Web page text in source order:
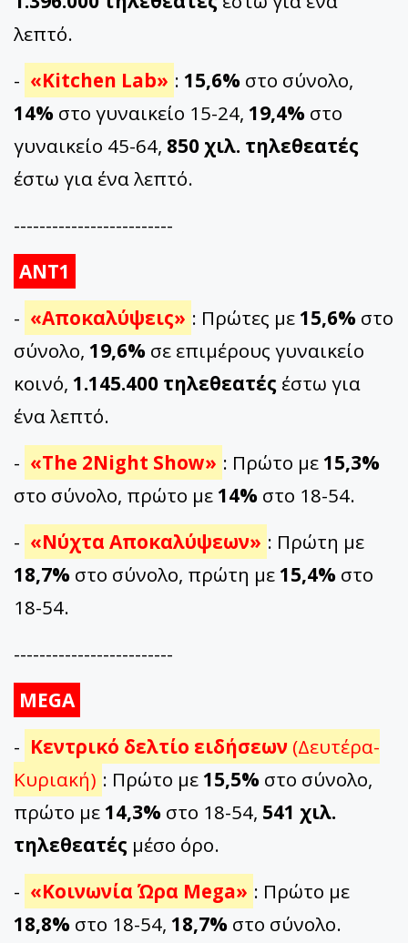
λεπτό.
- «Kitchen Lab» : 15,6% στο σύνολο,
14% στο γυναικείο 15-24, 19,4% στο
γυναικείο 45-64, 850 χιλ. τηλεθεατές
έστω για ένα λεπτό.
-------------------------
ΑΝΤ1
- «Αποκαλύψεις» : Πρώτες με 15,6% στο
σύνολο, 19,6% σε επιμέρους γυναικείο
κοινό, 1.145.400 τηλεθεατές έστω για
ένα λεπτό.
- «The 2Night Show» : Πρώτο με 15,3%
στο σύνολο, πρώτο με 14% στο 18-54.
- «Νύχτα Αποκαλύψεων» : Πρώτη με
18,7% στο σύνολο, πρώτη με 15,4% στο
18-54.
-------------------------
MEGA
- Κεντρικό δελτίο ειδήσεων (Δευτέρα-
Κυριακή) : Πρώτο με 15,5% στο σύνολο,
πρώτο με 14,3% στο 18-54, 541 χιλ.
τηλεθεατές μέσο όρο.
- «Κοινωνία Ώρα Mega» : Πρώτο με
18,8% στο 18-54, 18,7% στο σύνολο.